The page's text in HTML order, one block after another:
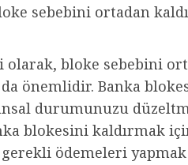
sebebini ortadan
bloke sebebini
önemlidir. Banka
durumunuzu
blokesini kaldırmak
ödemeleri